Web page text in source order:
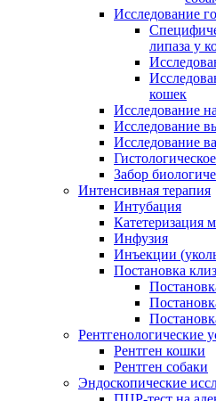
Исследование
липаза у
кошек
Исследование
Исследование
Исследование
Забор
Интенсивная терапия
Интубация
Катетеризация
Инфузия
Инъекции
Постановка
Рентгенологические
Рентген кошки
Рентген собаки
Эндоскопические